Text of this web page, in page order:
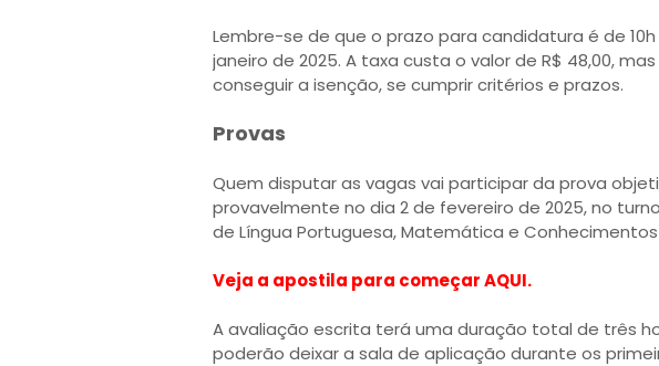
Lembre-se de que o prazo para candidatura é de 10h
janeiro de 2025. A taxa custa o valor de R$ 48,00,
conseguir a isenção, se cumprir critérios e prazos.
Provas
Quem disputar as vagas vai participar da prova
provavelmente no dia 2 de fevereiro de 2025, no
de Língua Portuguesa, Matemática e Conhecimentos
Veja a apostila para começar AQUI.
A avaliação escrita terá uma duração total de três
poderão deixar a sala de aplicação durante os